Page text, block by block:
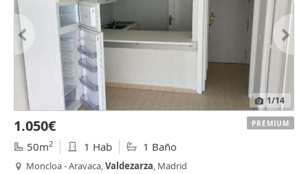
1/14
1.050€
50m2 1 Hab 1 Baño
Moncloa - Aravaca,Valdezarza, Madrid
PREMIUM